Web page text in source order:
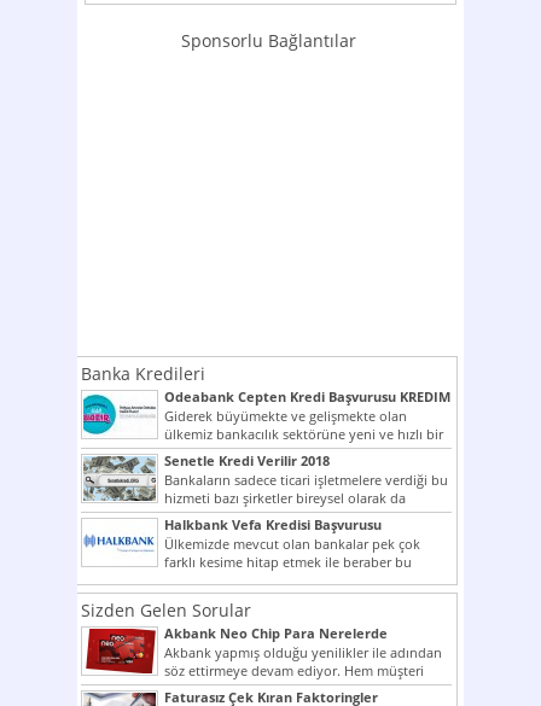
Sponsorlu Bağlantılar
Banka Kredileri
Odeabank Cepten Kredi Başvurusu KREDIM
8444
Giderek büyümekte ve gelişmekte olan
ülkemiz bankacılık sektörüne yeni ve hızlı bir
giriş yapmış olan...
Senetle Kredi Verilir 2018
Bankaların sadece ticari işletmelere verdiği bu
hizmeti bazı şirketler bireysel olarak da
vermektedir. Senetle kredi...
Halkbank Vefa Kredisi Başvurusu
Ülkemizde mevcut olan bankalar pek çok
farklı kesime hitap etmek ile beraber bu
noktada son...
Sizden Gelen Sorular
Akbank Neo Chip Para Nerelerde
Kullanılır?
Akbank yapmış olduğu yenilikler ile adından
söz ettirmeye devam ediyor. Hem müşteri
potansiyelini arttırmak hem...
Faturasız Çek Kıran Faktoringler